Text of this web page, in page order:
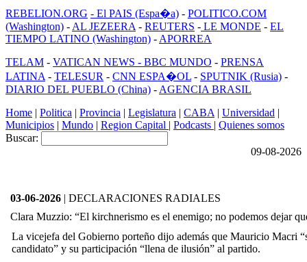
REBELION.ORG - El PAIS (Espa�a) - POLITICO.COM
(Washington) - AL JEZEERA - REUTERS - LE MONDE - EL
TIEMPO LATINO (Washington) - APORREA
TELAM - VATICAN NEWS - BBC MUNDO - PRENSA
LATINA - TELESUR - CNN ESPA�OL - SPUTNIK (Rusia) -
DIARIO DEL PUEBLO (China) - AGENCIA BRASIL
Home | Politica | Provincia | Legislatura | CABA | Universidad |
Municipios | Mundo | Region Capital | Podcasts | Quienes somos
Buscar:
09-08-2026
03-06-2026 | DECLARACIONES RADIALES
Clara Muzzio: “El kirchnerismo es el enemigo; no podemos dejar
La vicejefa del Gobierno porteño dijo además que Mauricio Macri
candidato” y su participación “llena de ilusión” al partido.